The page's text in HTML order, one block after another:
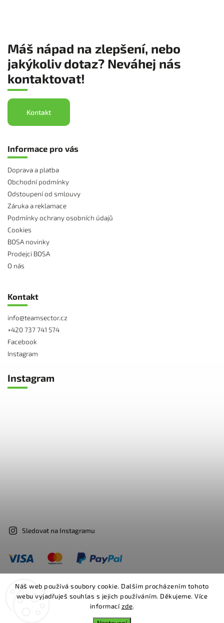
Náš web používá soubory cookie. Dalším procházením tohoto
webu vyjadřuješ souhlas s jejich používáním. Děkujeme. Více
informacízde.
Máš nápad na zlepšení, nebo
jakýkoliv dotaz? Neváhej nás
kontaktovat!
Kontakt
Informace pro vás
Doprava a platba
Obchodní podmínky
Odstoupení od smlouvy
Záruka a reklamace
Podmínky ochrany osobních údajů
Cookies
BOSA novinky
Prodejci BOSA
O nás
Kontakt
info@teamsector.cz
+420 737 741 574
Facebook
Instagram
Instagram
Sledovat na Instagramu
FacebookInstagram